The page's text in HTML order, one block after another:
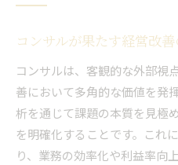
コンサルが組織成
コンサルティング
因とは
コンサル活用で社
コンサルタントと
コンサルが果たす経営改
コンサルは、客観的な外部視
善において多角的な価値を発
析を通じて課題の本質を見極
を明確化することです。これ
り、業務の効率化や利益率向